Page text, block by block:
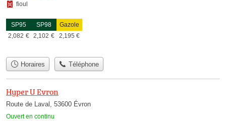
fioul
SP95
2,082 €
SP98
2,102 €
Gazole
2,195 €
Horaires Téléphone
Hyper U Evron
Route de Laval, 53600 Évron
Ouvert en continu